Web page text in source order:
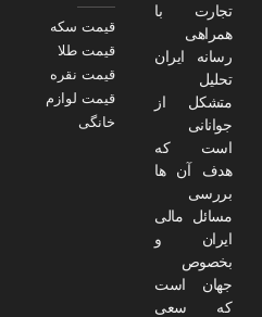
تجارت با
همراهی
رسانه ایران
تحلیل
متشکل از
جوانانی
است که
هدف آن ها
بررسی
مسائل مالی
ایران و
بخصوص
جهان است
که سعی
قیمت سکه
قیمت طلا
قیمت نقره
قیمت لوازم
خانگی